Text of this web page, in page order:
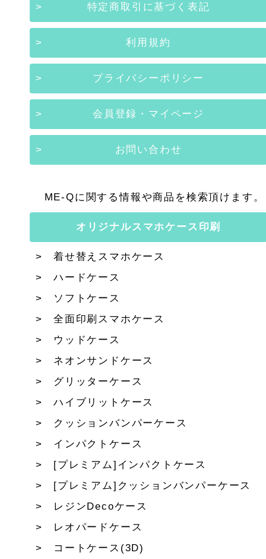
特定商取引に基づく表記
利用規約
プライバシーポリシー
会員登録・マイページ
お問い合わせ
ME-Qに関する情報や商品を検索頂けます。
オリジナルスマホケース印刷
着せ替えスマホケース
ハードケース
ソフトケース
全面印刷スマホケース
ウッドケース
ネオンサンドケース
グリッターケース
ハイブリットケース
クッションバンパーケース
インパクトケース
[プレミアム]インパクトケース
[プレミアム]クッションバンパーケース
レジンDecoケース
レオパードケース
コートケース(3D)